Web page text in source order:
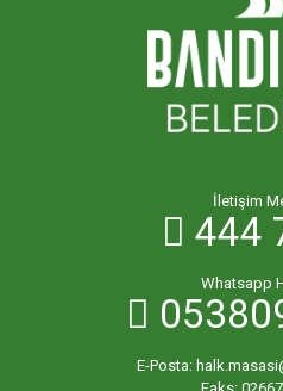
İletişim
444
Whatsapp
E-Posta: